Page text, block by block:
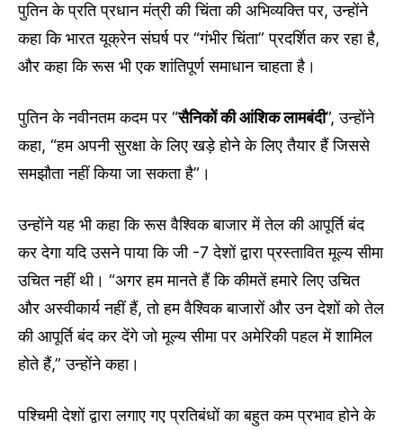
पुतिन के प्रति प्रधान मंत्री की चिंता की अभिव्यक्ति पर, उन्होंने
कहा कि भारत यूक्रेन संघर्ष पर “गंभीर चिंता” प्रदर्शित कर रहा है,
और कहा कि रूस भी एक शांतिपूर्ण समाधान चाहता है।
पुतिन के नवीनतम कदम पर “सैनिकों की आंशिक लामबंदी”, उन्होंने
कहा, “हम अपनी सुरक्षा के लिए खड़े होने के लिए तैयार हैं जिससे
समझौता नहीं किया जा सकता है”।
उन्होंने यह भी कहा कि रूस वैश्विक बाजार में तेल की आपूर्ति बंद
कर देगा यदि उसने पाया कि जी -7 देशों द्वारा प्रस्तावित मूल्य सीमा
उचित नहीं थी। “अगर हम मानते हैं कि कीमतें हमारे लिए उचित
और अस्वीकार्य नहीं हैं, तो हम वैश्विक बाजारों और उन देशों को तेल
की आपूर्ति बंद कर देंगे जो मूल्य सीमा पर अमेरिकी पहल में शामिल
होते हैं,” उन्होंने कहा।
पश्चिमी देशों द्वारा लगाए गए प्रतिबंधों का बहुत कम प्रभाव होने के